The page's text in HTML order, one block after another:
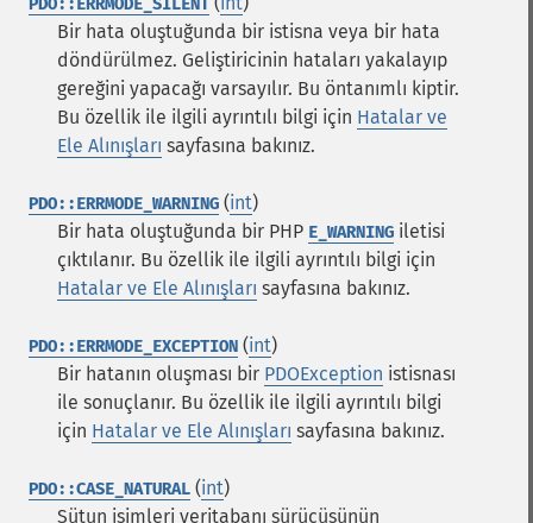
PDO::ERRMODE_SILENT
Bir hata oluştuğunda bir istisna veya bir hata
döndürülmez. Geliştiricinin hataları yakalayıp
gereğini yapacağı varsayılır. Bu öntanımlı kiptir.
Bu özellik ile ilgili ayrıntılı bilgi için Hatalar ve
Ele Alınışları sayfasına bakınız.
PDO::ERRMODE_WARNING (int)
Bir hata oluştuğunda bir PHP E_WARNING iletisi
çıktılanır. Bu özellik ile ilgili ayrıntılı bilgi için
Hatalar ve Ele Alınışları sayfasına bakınız.
PDO::ERRMODE_EXCEPTION (int)
Bir hatanın oluşması bir PDOException istisnası
ile sonuçlanır. Bu özellik ile ilgili ayrıntılı bilgi
için Hatalar ve Ele Alınışları sayfasına bakınız.
PDO::CASE_NATURAL (int)
Sütun isimleri veritabanı sürücüsünün